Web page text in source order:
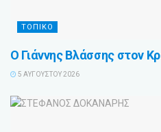
ΤΟΠΙΚΟ
Ο Γιάννης Βλάσσης στον
5 ΑΥΓΟΎΣΤΟΥ 2026